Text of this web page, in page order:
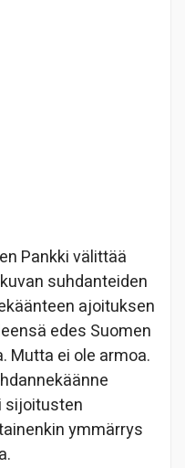
Pankki välittää
suhdanteiden
ajoituksen
edes Suomen
Mutta ei ole armoa.
sijoitusten
ymmärrys